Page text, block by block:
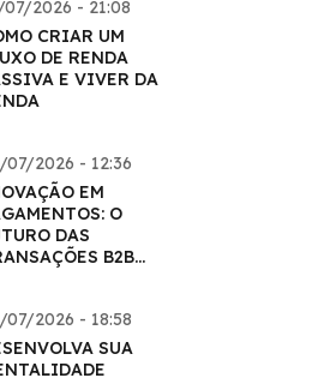
07/2026 - 21:08
CRIAR UM
DE RENDA
E VIVER DA
07/2026 - 12:36
EM
O
DAS
B2B
07/2026 - 18:58
SUA